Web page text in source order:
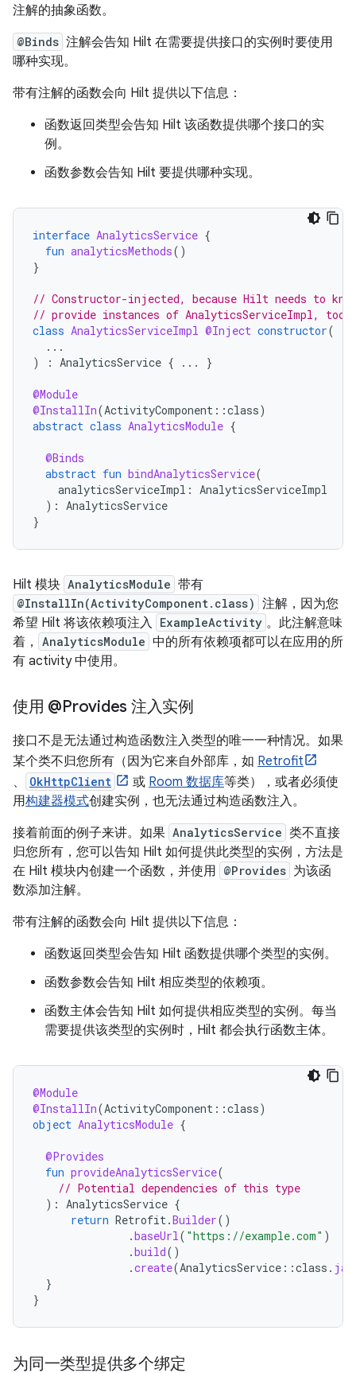
注解的抽象函数。
@Binds 注解会告知 Hilt 在需要提供接口的实例时要使用
哪种实现。
带有注解的函数会向 Hilt 提供以下信息：
函数返回类型会告知 Hilt 该函数提供哪个接口的实
例。
函数参数会告知 Hilt 要提供哪种实现。
interface AnalyticsService {
fun analyticsMethods()
}
// Constructor-injected, because Hilt needs to
// provide instances of AnalyticsServiceImpl, too.
class AnalyticsServiceImpl @Inject constructor(
...
)
: AnalyticsService { ... }
@Module
@InstallIn(ActivityComponent ::class)
abstract class AnalyticsModule {
@Binds
abstract fun bindAnalyticsService(
analyticsServiceImpl : AnalyticsServiceImpl
): AnalyticsService
}
Hilt 模块 AnalyticsModule 带有
@InstallIn(ActivityComponent.class) 注解，因为您
希望 Hilt 将该依赖项注入 ExampleActivity 。此注解意味
着，
AnalyticsModule 中的所有依赖项都可以在应用的所
有 activity 中使用。
使用 @Provides 注入实例
接口不是无法通过构造函数注入类型的唯一一种情况。如果
某个类不归您所有（因为它来自外部库，如 Retrofit
、
OkHttpClient 或 Room 数据库等类），或者必须使
用构建器模式创建实例，也无法通过构造函数注入。
接着前面的例子来讲。如果 AnalyticsService 类不直接
归您所有，您可以告知 Hilt 如何提供此类型的实例，方法是
在 Hilt 模块内创建一个函数，并使用 @Provides 为该函
数添加注解。
带有注解的函数会向 Hilt 提供以下信息：
函数返回类型会告知 Hilt 函数提供哪个类型的实例。
函数参数会告知 Hilt 相应类型的依赖项。
函数主体会告知 Hilt 如何提供相应类型的实例。每当
需要提供该类型的实例时，Hilt 都会执行函数主体。
@Module
@InstallIn(ActivityComponent ::class)
object AnalyticsModule {
@Provides
fun provideAnalyticsService(
// Potential dependencies of this type
): AnalyticsService {
return Retrofit.Builder()
.baseUrl( "https://example.com" )
.build()
.create(AnalyticsService ::class .
}
}
为同一类型提供多个绑定